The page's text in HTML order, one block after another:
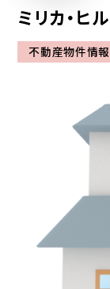
ミリカ・
不動産物件情報